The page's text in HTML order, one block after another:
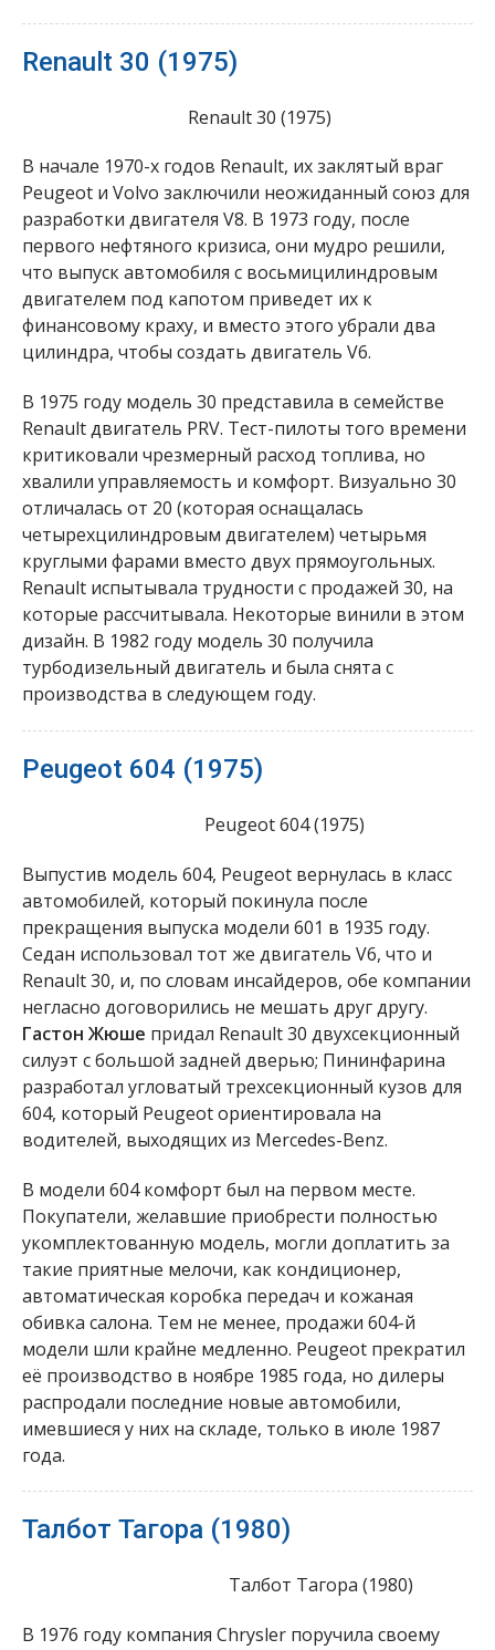
Renault 30 (1975)
Renault 30 (1975)
В начале 1970-х годов Renault, их заклятый враг
Peugeot и Volvo заключили неожиданный союз для
разработки двигателя V8. В 1973 году, после
первого нефтяного кризиса, они мудро решили,
что выпуск автомобиля с восьмицилиндровым
двигателем под капотом приведет их к
финансовому краху, и вместо этого убрали два
цилиндра, чтобы создать двигатель V6.
В 1975 году модель 30 представила в семействе
Renault двигатель PRV. Тест-пилоты того времени
критиковали чрезмерный расход топлива, но
хвалили управляемость и комфорт. Визуально 30
отличалась от 20 (которая оснащалась
четырехцилиндровым двигателем) четырьмя
круглыми фарами вместо двух прямоугольных.
Renault испытывала трудности с продажей 30, на
которые рассчитывала. Некоторые винили в этом
дизайн. В 1982 году модель 30 получила
турбодизельный двигатель и была снята с
производства в следующем году.
Peugeot 604 (1975)
Peugeot 604 (1975)
Выпустив модель 604, Peugeot вернулась в класс
автомобилей, который покинула после
прекращения выпуска модели 601 в 1935 году.
Седан использовал тот же двигатель V6, что и
Renault 30, и, по словам инсайдеров, обе компании
негласно договорились не мешать друг другу.
Гастон Жюше придал Renault 30 двухсекционный
силуэт с большой задней дверью; Пининфарина
разработал угловатый трехсекционный кузов для
604, который Peugeot ориентировала на
водителей, выходящих из Mercedes-Benz.
В модели 604 комфорт был на первом месте.
Покупатели, желавшие приобрести полностью
укомплектованную модель, могли доплатить за
такие приятные мелочи, как кондиционер,
автоматическая коробка передач и кожаная
обивка салона. Тем не менее, продажи 604-й
модели шли крайне медленно. Peugeot прекратил
её производство в ноябре 1985 года, но дилеры
распродали последние новые автомобили,
имевшиеся у них на складе, только в июле 1987
года.
Талбот Тагора (1980)
Талбот Тагора (1980)
В 1976 году компания Chrysler поручила своему